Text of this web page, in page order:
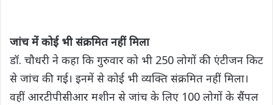
जांच में कोई भी संक्रमित नहीं मिला
डॉ. चौधरी ने कहा कि गुरुवार को भी 250 लोगों की एंटीजन किट
से जांच की गई। इनमें से कोई भी व्यक्ति संक्रमित नहीं मिला।
वहीं आरटीपीसीआर मशीन से जांच के लिए 100 लोगों के सैंपल